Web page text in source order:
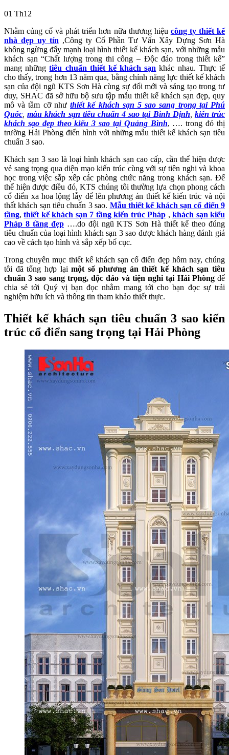
01 Th12
Nhằm củng cố và phát triển hơn nữa thương hiệu công ty thiết kế
nhà đẹp uy tín ,Công ty Cổ Phần Tư Vấn Xây Dựng Sơn Hà
không ngừng đẩy mạnh loại hình thiết kế khách sạn, với những mẫu
khách sạn “Chất lượng trong thi công – Độc đáo trong thiết kế”
mang nhữngtiêu chuẩn thiết kế khách sạn khác nhau. Thực tế
cho thấy, trong hơn 13 năm qua, bằng chính năng lực thiết kế khách
sạn của đội ngũ KTS Sơn Hà cùng sự đổi mới và sáng tạo trong tư
duy, SHAC đã sở hữu bộ sưu tập mẫu thiết kế khách sạn đẹp, quy
mô và tầm cỡ nhưthiết kế khách sạn 5 sao sang trọng tại Phú
Quốc ,mẫu khách sạn tiêu chuẩn 4 sao tại Bình Định kiến trúc
khách sạo đẹp theo kiểu 3 sao tại Quảng Bình, …. trong đó thị
trường Hải Phòng điển hình với những mẫu thiết kế khách sạn tiêu
chuẩn 3 sao.
Khách sạn 3 sao là loại hình khách sạn cao cấp, cần thể hiện được
vẻ sang trọng qua diện mạo kiến trúc cùng với sự tiên nghi và khoa
học trong việc sắp xếp các phòng chức năng trong khách sạn. Để
thể hiện được điều đó, KTS chúng tôi thường lựa chọn phong cách
cổ điển xa hoa lộng lẫy để lên phương án thiết kế kiến trúc và nội
thất khách sạn tiêu chuẩn 3 sao. Mẫu thiết kế khách sạn cổ điển 9
tầng,thiết kế khách sạn 7 tầng kiến trúc Pháp ,khách sạn kiểu
Pháp 8 tầng đẹp….do đội ngũ KTS Sơn Hà thiết kế theo đúng
tiêu chuẩn của loại hình khách sạn 3 sao được khách hàng đánh giá
cao về cách tạo hình và sắp xếp bố cục.
Trong chuyên mục thiết kế khách sạn cổ điển đẹp hôm nay, chúng
tôi đã tổng hợp lạimột số phương án thiết kế khách sạn tiêu
chuẩn 3 sao sang trọng, độc đáo và tiện nghi tại Hải Phòngđể
chia sẻ tới Quý vị bạn đọc nhằm mang tới cho bạn đọc sự trải
nghiệm hữu ích và thông tin tham khảo thiết thực.
Thiết kế khách sạn tiêu chuẩn 3 sao kiến
trúc cổ điển sang trọng tại Hải Phòng